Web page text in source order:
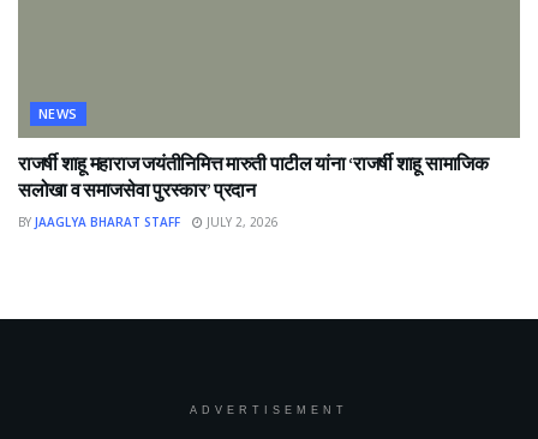
NEWS
राजर्षी शाहू महाराज जयंतीनिमित्त मारुती पाटील यांना ‘राजर्षी शाहू सामाजिक
सलोखा व समाजसेवा पुरस्कार’ प्रदान
BY JAAGLYA BHARAT STAFF JULY 2, 2026
ADVERTISEMENT